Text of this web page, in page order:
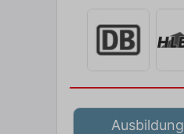
Ausbildung